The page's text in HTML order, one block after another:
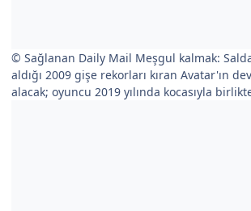
© Sağlanan Daily Mail Meşgul kalmak:
aldığı 2009 gişe rekorları kıran Avatar'ın
alacak; oyuncu 2019 yılında kocasıyla